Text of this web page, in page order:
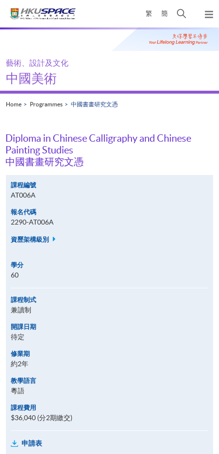
繁 簡
Open
search
panel
Main
藝術、設計及文化
中國美術
Home Programmes 中國書畫研究文憑
Diploma in Chinese Calligraphy and Chinese
Painting Studies
中國書畫研究文憑
課程編號
AT006A
報名代碼
2290-AT006A
資歷架構級別
學分
60
課程制式
兼讀制
開課日期
待定
修業期
約2年
教學語言
粵語
課程費用
$36,040 (分2期繳交)
申請表